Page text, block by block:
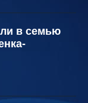
в семью